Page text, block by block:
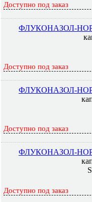
Доступно под заказ
ФЛУКОНАЗОЛ-
Доступно под заказ
ФЛУКОНАЗОЛ-
Доступно под заказ
ФЛУКОНАЗОЛ-
Доступно под заказ